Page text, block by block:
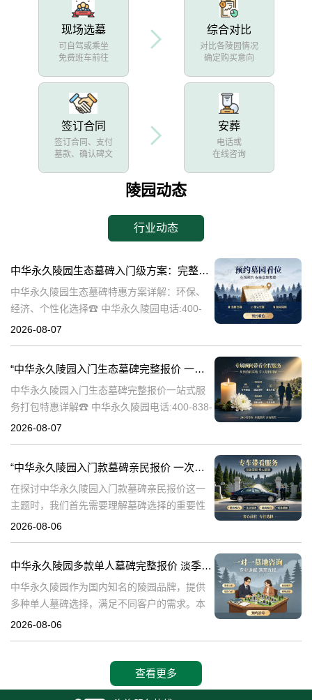
现场选墓
可自驾或乘坐
免费班车前往
综合对比
对比各陵园情况
确定购买意向
签订合同
签订合同、支付
墓款、确认碑文
安葬
电话或
在线咨询
陵园动态
行业动态
中华永久陵园生态墓碑入门级方案：完整报价与一站式服务打包特惠解析
中华永久陵园生态墓碑特惠方案详解：环保、
经济、个性化选择☎ 中华永久陵园电话:400-
838-5063随着人们对身后事的关注度提升，选
2026-08-07
“中华永久陵园入门生态墓碑完整报价 一站式服务打包特惠详解”
中华永久陵园入门生态墓碑完整报价一站式服
务打包特惠详解☎ 中华永久陵园电话:400-838-
5063中华永久陵园作为国内知名的陵园之一，
2026-08-07
“中华永久陵园入门款墓碑亲民报价 一次性付清享折上折：超值优惠与便捷选择的完美结合”
在探讨中华永久陵园入门款墓碑亲民报价这一
主题时，我们首先需要理解墓碑选择的重要性
及其对逝者与生者的影响。墓碑不仅是对逝者
2026-08-06
中华永久陵园多款单人墓碑完整报价 淡季下单直降数千元详解
中华永久陵园作为国内知名的陵园品牌，提供
多种单人墓碑选择，满足不同客户的需求。本
文将详细介绍中华永久陵园多款单人墓碑的完
2026-08-06
查看更多